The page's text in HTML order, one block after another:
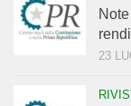
23